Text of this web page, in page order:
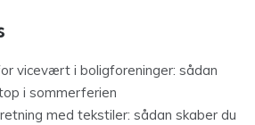
vicevært i boligforeninger: sådan
i sommerferien
med tekstiler: sådan skaber du